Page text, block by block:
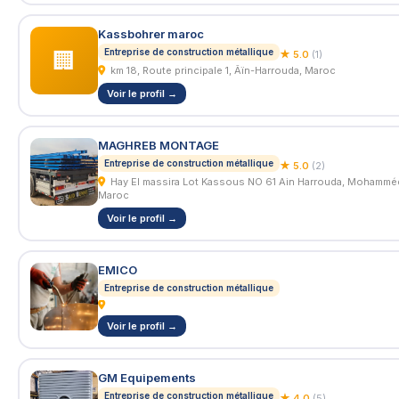
🏢
Kassbohrer maroc
Entreprise de construction métallique ★ 5.0 (1)
km 18, Route principale 1, Âïn-Harrouda, Maroc
Voir le profil →
MAGHREB MONTAGE
Entreprise de construction métallique ★ 5.0 (2)
Maroc
Voir le profil →
EMICO
Entreprise de construction métallique
Voir le profil →
GM Equipements
Entreprise de construction métallique